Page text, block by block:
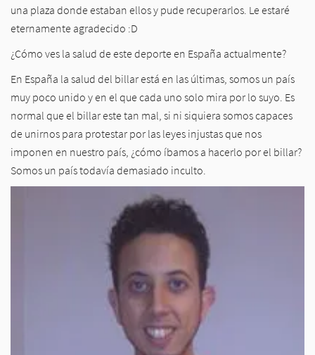
una plaza donde estaban ellos y pude recuperarlos. Le estaré
eternamente agradecido :D
¿Cómo ves la salud de este deporte en España actualmente?
En España la salud del billar está en las últimas, somos un país
muy poco unido y en el que cada uno solo mira por lo suyo. Es
normal que el billar este tan mal, si ni siquiera somos capaces
de unirnos para protestar por las leyes injustas que nos
imponen en nuestro país, ¿cómo íbamos a hacerlo por el billar?
Somos un país todavía demasiado inculto.